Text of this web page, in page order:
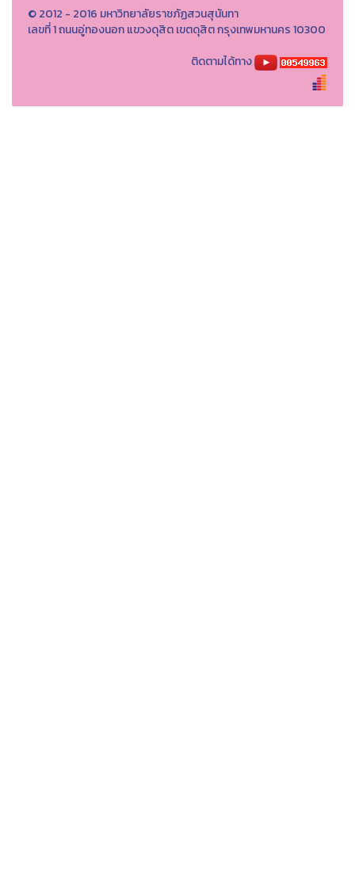
© 2012 - 2016 มหาวิทยาลัยราชภัฏสวนสุนันทา
เลขที่ 1 ถนนอู่ทองนอก แขวงดุสิต เขตดุสิต กรุงเทพมหานคร 10300
ติดตามได้ทาง